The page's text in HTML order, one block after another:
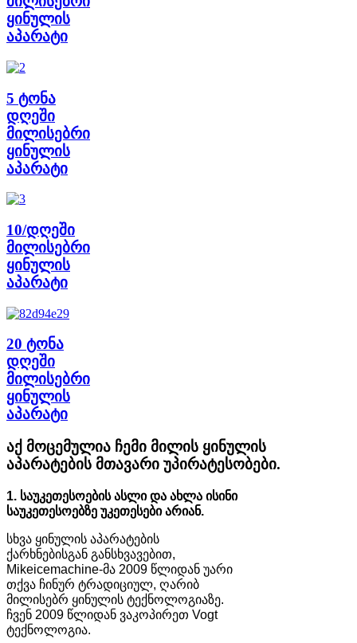
ყინულის
აპარატი
5 ტონა
დღეში
მილისებრი
ყინულის
აპარატი
10/დღეში
მილისებრი
ყინულის
აპარატი
20 ტონა
დღეში
მილისებრი
ყინულის
აპარატი
აქ მოცემულია ჩემი მილის ყინულის
აპარატების მთავარი უპირატესობები.
1. საუკეთესოების ასლი და ახლა ისინი
საუკეთესოებზე უკეთესები არიან.
სხვა ყინულის აპარატების
ქარხნებისგან განსხვავებით,
Mikeicemachine-მა 2009 წლიდან უარი
თქვა ჩინურ ტრადიციულ, ღარიბ
მილისებრ ყინულის ტექნოლოგიაზე.
ჩვენ 2009 წლიდან ვაკოპირეთ Vogt
ტექნოლოგია.